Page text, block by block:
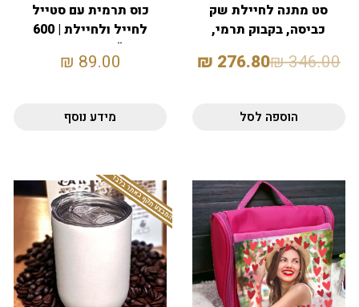
סט מתנה לחיילת שק
כביסה, בקבוק תרמי,
346.00
₪
276.80
₪
הוספה לסל
כוס תרמית עם סטייל
לחייל ולחיילת | 600
מ"ל | עם קש –
ורוד-מאטל
89.00
₪
מידע נוסף
המבצע תקף באתר בלבד